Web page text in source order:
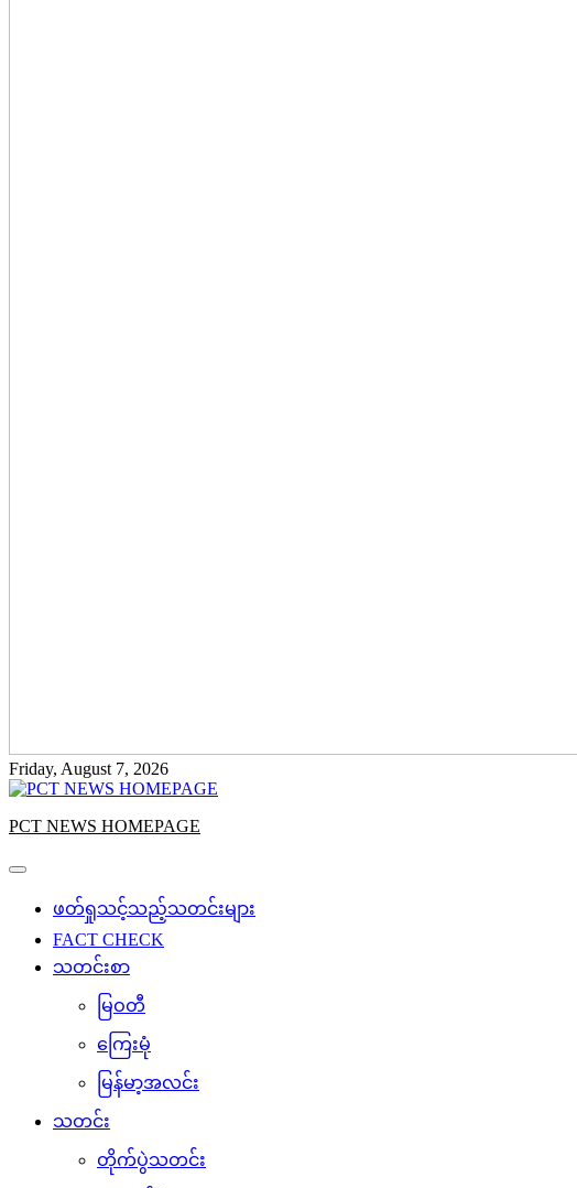
Friday, August 7, 2026
PCT NEWS HOMEPAGE
ဖတ်ရှုသင့်သည့်သတင်းများ
FACT CHECK
သတင်းစာ
မြဝတီ
ကြေးမုံ
မြန်မာ့အလင်း
သတင်း
တိုက်ပွဲသတင်း